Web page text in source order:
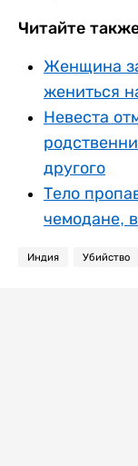
Читайте
Женщина
жениться
Невеста
другого
Тело
чемодане,
Индия Убийство